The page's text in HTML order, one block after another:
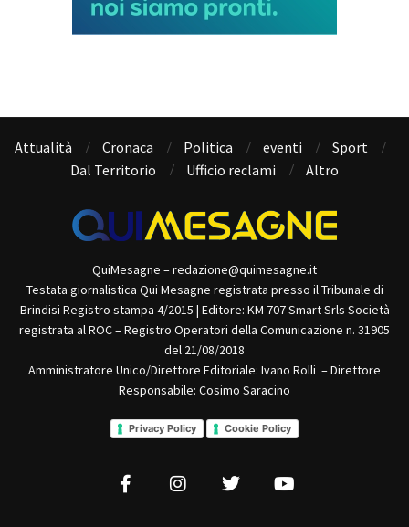
Attualità Cronaca Politica eventi
Sport
Dal Territorio
Ufficio reclami Altro
QuiMesagne – redazione@quimesagne.it
Testata giornalistica Qui Mesagne registrata presso il Tribunale di
Brindisi Registro stampa 4/2015 | Editore: KM 707 Smart Srls Società
registrata al ROC – Registro Operatori della Comunicazione n. 31905
del 21/08/2018
Amministratore Unico/Direttore Editoriale: Ivano Rolli – Direttore
Responsabile: Cosimo Saracino
Privacy Policy Cookie Policy